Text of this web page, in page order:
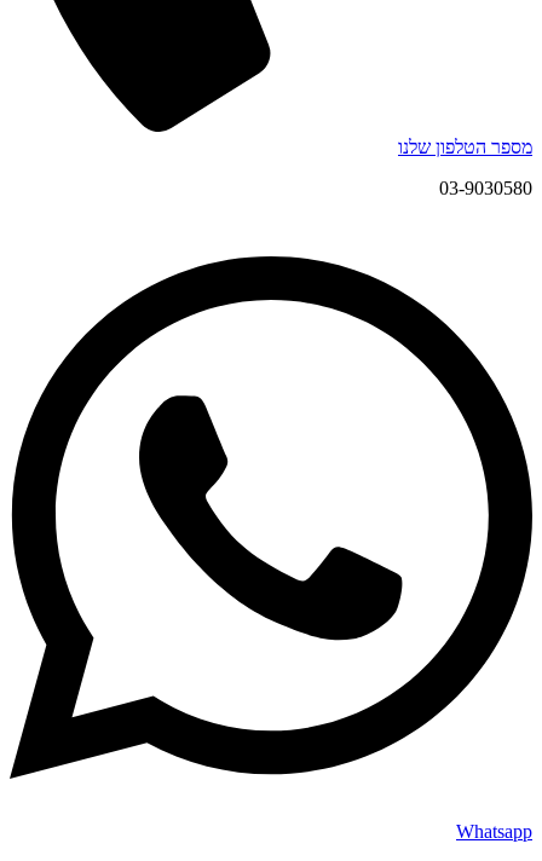
מספר הטלפון שלנו
03-9030580
Whatsapp